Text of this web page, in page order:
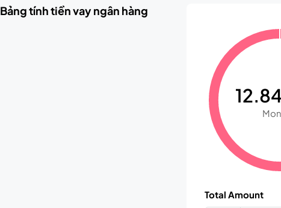
Bảng tính tiền vay ngân hàng
Total Amount